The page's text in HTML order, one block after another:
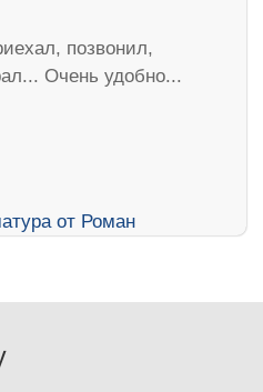
позвонил,
Очень удобно...